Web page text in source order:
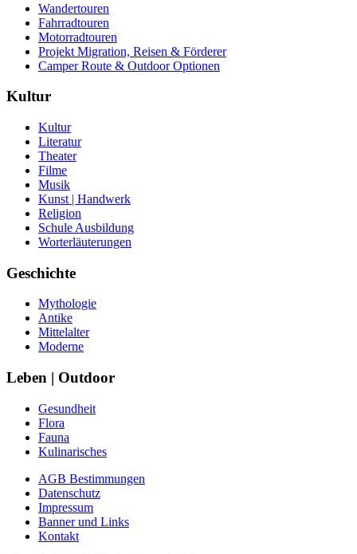
Wandertouren
Fahrradtouren
Motorradtouren
Projekt Migration, Reisen & Förderer
Camper Route & Outdoor Optionen
Kultur
Kultur
Literatur
Theater
Filme
Musik
Kunst | Handwerk
Religion
Schule Ausbildung
Worterläuterungen
Geschichte
Mythologie
Antike
Mittelalter
Moderne
Leben | Outdoor
Gesundheit
Flora
Fauna
Kulinarisches
AGB Bestimmungen
Datenschutz
Impressum
Banner und Links
Kontakt